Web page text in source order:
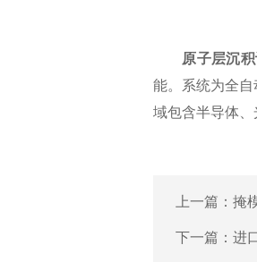
原子层沉
能。系统为全
域包含半导体
上一篇： 掩
下一篇： 进